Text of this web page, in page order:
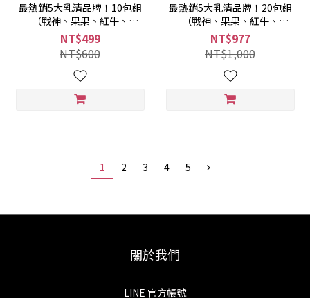
最熱銷5大乳清品牌！10包組
（戰神、果果、紅牛、
Myprotein、Tryall）$499
NT$499
NT$600
最熱銷5大乳清品牌！20包組
（戰神、果果、紅牛、
Myprotein、Tryall）$977
NT$977
NT$1,000
1 2 3 4 5
關於我們
LINE 官方帳號